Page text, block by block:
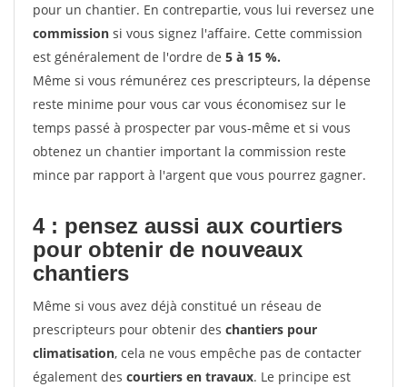
pour un chantier. En contrepartie, vous lui reversez une
commission si vous signez l'affaire. Cette commission
est généralement de l'ordre de 5 à 15 %.
Même si vous rémunérez ces prescripteurs, la dépense
reste minime pour vous car vous économisez sur le
temps passé à prospecter par vous-même et si vous
obtenez un chantier important la commission reste
mince par rapport à l'argent que vous pourrez gagner.
4 : pensez aussi aux courtiers
pour obtenir de nouveaux
chantiers
Même si vous avez déjà constitué un réseau de
prescripteurs pour obtenir des chantiers pour
climatisation, cela ne vous empêche pas de contacter
également des courtiers en travaux. Le principe est